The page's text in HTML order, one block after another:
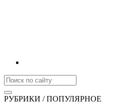
РУБРИКИ / ПОПУЛЯРНОЕ